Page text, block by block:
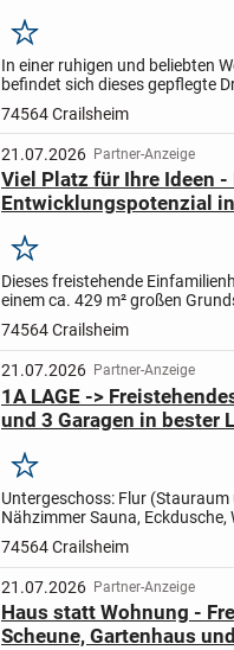
Merken
In einer ruhigen und beliebten
befindet sich dieses gepflegte
von ca. 240 m². Die Immobilie
74564 Crailsheim
21.07.2026 Partner-Anzeige
Viel Platz für Ihre Ideen
Entwicklungspotenzial
Merken
Dieses freistehende
einem ca. 429 m² großen
die ein Eigenheim nach ihren
74564 Crailsheim
21.07.2026 Partner-Anzeige
1A LAGE ->
und 3 Garagen in bester
Merken
Untergeschoss: Flur (Stauraum unter der Treppe) Hobbyraum/Büro/Kind
Nähzimmer Sauna, Eckdusche,
Waschmaschinenanschluss
Warmwasserboi...
74564 Crailsheim
21.07.2026 Partner-Anzeige
Haus statt Wohnung -
Scheune, Gartenhaus